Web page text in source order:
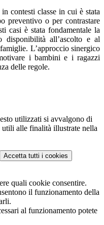
contesti classe in cui è stata
preventivo o per contrastare
casi è stata fondamentale la
all’ascolto e al
L’approccio sinergico
i bambini e i ragazzi
delle regole.
utilizzati si avvalgono di
utili alle finalità illustrate nella
Accetta tutti i cookies
quali cookie consentire.
il funzionamento della
al funzionamento potete